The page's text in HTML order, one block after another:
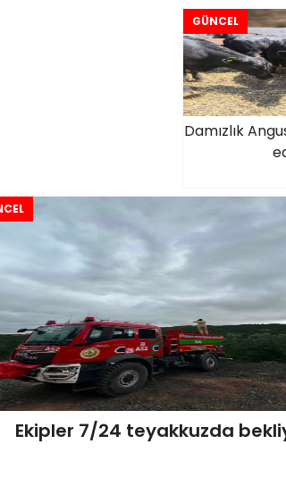
GÜNCEL
Damızlık
Ekipler 7/24 teyakkuzda